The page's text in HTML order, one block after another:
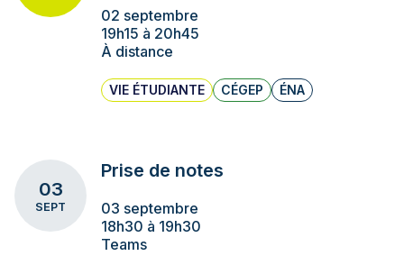
02 septembre
19h15 à 20h45
À distance
VIE ÉTUDIANTE CÉGEP ÉNA
03
SEPT
Prise de notes
03 septembre
18h30 à 19h30
Teams